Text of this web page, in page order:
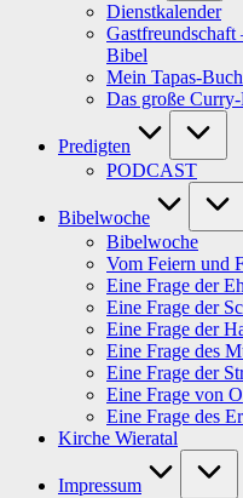
Dienstkalender
Bibel
Mein Tapas-Buch
Das große
Predigten
PODCAST
Bibelwoche
Bibelwoche
Vom Feiern und
Eine Frage der
Eine Frage der
Eine Frage der
Eine Frage des
Eine Frage der
Eine Frage von
Eine Frage des
Kirche Wieratal
Impressum